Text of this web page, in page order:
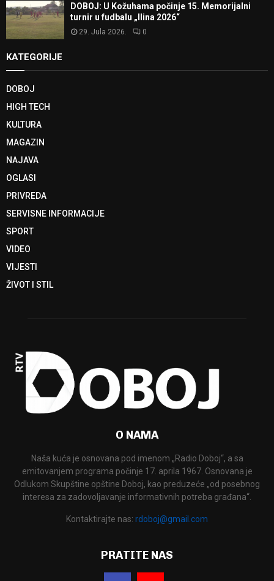
DOBOJ: U Kožuhama počinje 15. Memorijalni
turnir u fudbalu „Ilina 2026“
29. Jula 2026. 0
KATEGORIJE
DOBOJ
HIGH TECH
KULTURA
MAGAZIN
NAJAVA
OGLASI
PRIVREDA
SERVISNE INFORMACIJE
SPORT
VIDEO
VIJESTI
ŽIVOT I STIL
O NAMA
Naša kuća je osnovana pod imenom „Radio Doboj“, a sa
emitovanjem programa počinje 17. aprila 1967. Osnovana je
Odlukom Skupštine opštine Doboj, kao preduzeće „od posebnog
interesa za zadovoljavanje informativnih potreba građana“.
Kontaktirajte nas: rdoboj@gmail.com
PRATITE NAS